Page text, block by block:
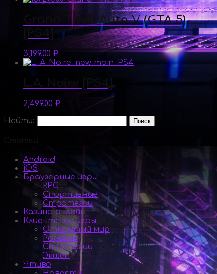
Grand Theft Auto V (GTA 5)
3,199.00 ₽
L.A. Noire [PS4]
2,499.00 ₽
Найти:
Android
iOS
Браузерные игры
RPG
Спортивные
Стратегии
Казино онлайн
Клиентские игры
Открытый мир
Ролевые
Стратегии
Экшен
Чтиво